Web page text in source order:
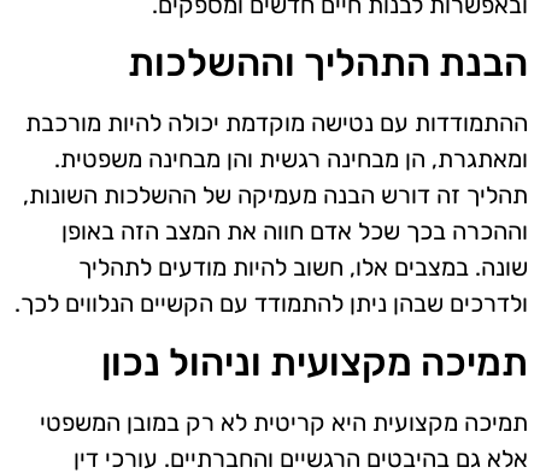
הבנת התהליך וההשלכות
ההתמודדות עם נטישה מוקדמת יכולה להיות מורכבת
ומאתגרת, הן מבחינה רגשית והן מבחינה משפטית.
תהליך זה דורש הבנה מעמיקה של ההשלכות השונות,
וההכרה בכך שכל אדם חווה את המצב הזה באופן
שונה. במצבים אלו, חשוב להיות מודעים לתהליך
ולדרכים שבהן ניתן להתמודד עם הקשיים הנלווים לכך.
תמיכה מקצועית וניהול נכון
תמיכה מקצועית היא קריטית לא רק במובן המשפטי
אלא גם בהיבטים הרגשיים והחברתיים. עורכי דין